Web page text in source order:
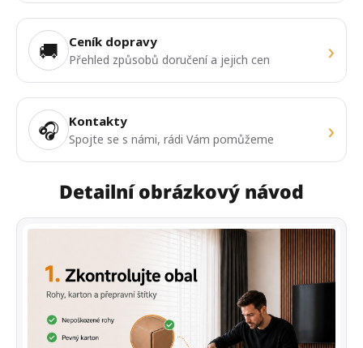
🚚 Ceník dopravy
Přehled způsobů doručení a jejich cen ›
🎧 Kontakty
Spojte se s námi, rádi Vám pomůžeme ›
Detailní obrázkový návod